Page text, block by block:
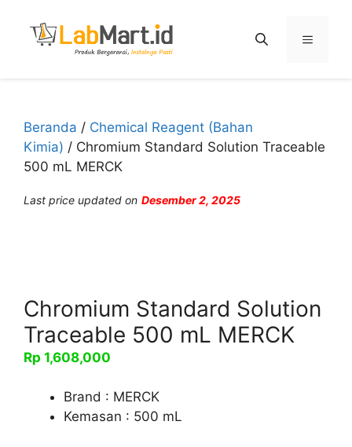
Menu
Beranda / Chemical Reagent (Bahan
Kimia) / Chromium Standard Solution Traceable
500 mL MERCK
Last price updated on Desember 2, 2025
Chromium Standard Solution
Traceable 500 mL MERCK
Rp 1,608,000
Brand : MERCK
Kemasan : 500 mL